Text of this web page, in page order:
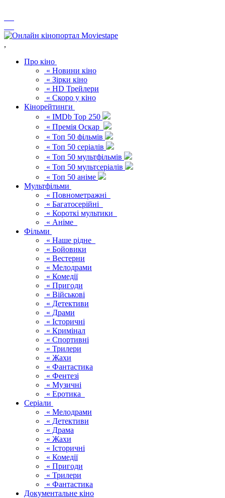
,
Про кіно
« Новини кіно
« Зірки кіно
« HD Трейлери
« Скоро у кіно
Кінорейтинги
« IMDb Top 250
« Премія Оскар
« Топ 50 фільмів
« Топ 50 серіалів
« Топ 50 мультфільмів
« Топ 50 мультсеріалів
« Топ 50 аніме
Мультфільми
« Повнометражні
« Багатосерійні
« Короткі мультики
« Аніме
Фільми
« Наше рідне
« Бойовики
« Вестерни
« Мелодрами
« Комедії
« Пригоди
« Військові
« Детективи
« Драми
« Історичні
« Кримінал
« Спортивні
« Трилери
« Жахи
« Фантастика
« Фентезі
« Музичні
« Еротика
Серіали
« Мелодрами
« Детективи
« Драма
« Жахи
« Історичні
« Комедії
« Пригоди
« Трилери
« Фантастика
Документальне кіно